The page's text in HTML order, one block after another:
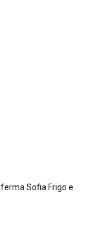
Sofia Frigo e